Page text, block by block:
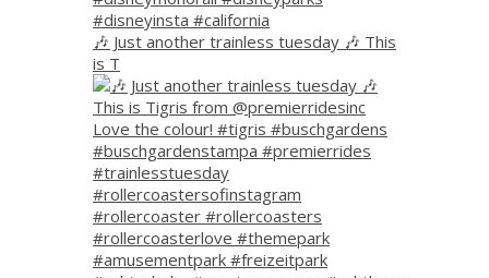
🎶 Just another trainless tuesday 🎶 This
is T